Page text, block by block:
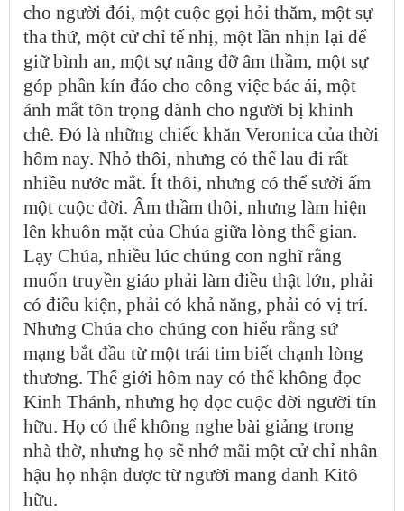
cho người đói, một cuộc gọi hỏi thăm, một sự
tha thứ, một cử chỉ tế nhị, một lần nhịn lại để
giữ bình an, một sự nâng đỡ âm thầm, một sự
góp phần kín đáo cho công việc bác ái, một
ánh mắt tôn trọng dành cho người bị khinh
chê. Đó là những chiếc khăn Veronica của thời
hôm nay. Nhỏ thôi, nhưng có thể lau đi rất
nhiều nước mắt. Ít thôi, nhưng có thể sưởi ấm
một cuộc đời. Âm thầm thôi, nhưng làm hiện
lên khuôn mặt của Chúa giữa lòng thế gian.
Lạy Chúa, nhiều lúc chúng con nghĩ rằng
muốn truyền giáo phải làm điều thật lớn, phải
có điều kiện, phải có khả năng, phải có vị trí.
Nhưng Chúa cho chúng con hiểu rằng sứ
mạng bắt đầu từ một trái tim biết chạnh lòng
thương. Thế giới hôm nay có thể không đọc
Kinh Thánh, nhưng họ đọc cuộc đời người tín
hữu. Họ có thể không nghe bài giảng trong
nhà thờ, nhưng họ sẽ nhớ mãi một cử chỉ nhân
hậu họ nhận được từ người mang danh Kitô
hữu.